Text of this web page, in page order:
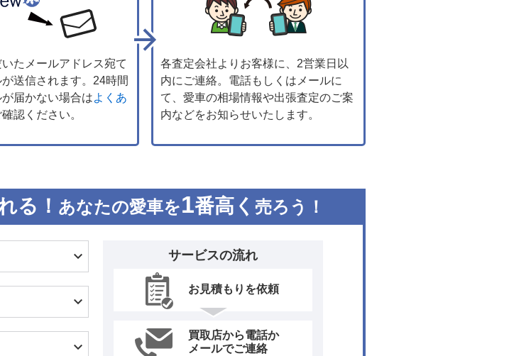
たメールアドレス宛て
送信されます。24時間
届かない場合はよくあ
認ください。
各査定会社よりお客様に、2営業日以
内にご連絡。電話もしくはメールに
て、愛車の相場情報や出張査定のご案
内などをお知らせいたします。
る！ あなたの愛車を1番高く 売ろう！
サービスの流れ
お見積もりを依頼
買取店から電話か
メールでご連絡